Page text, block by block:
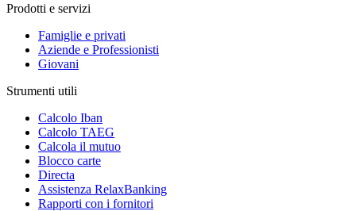
Prodotti e servizi
Famiglie e privati
Aziende e Professionisti
Giovani
Strumenti utili
Calcolo Iban
Calcolo TAEG
Calcola il mutuo
Blocco carte
Directa
Assistenza RelaxBanking
Rapporti con i fornitori